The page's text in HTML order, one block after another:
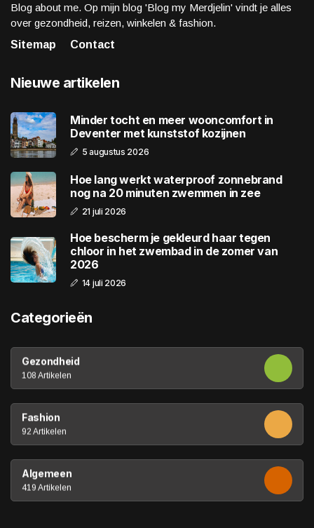
Blog about me. Op mijn blog 'Blog my Merdjelin' vindt je alles
over gezondheid, reizen, winkelen & fashion.
Sitemap
Contact
Nieuwe artikelen
Minder tocht en meer wooncomfort in
Deventer met kunststof kozijnen
5 augustus 2026
Hoe lang werkt waterproof zonnebrand
nog na 20 minuten zwemmen in zee
21 juli 2026
Hoe bescherm je gekleurd haar tegen
chloor in het zwembad in de zomer van
2026
14 juli 2026
Categorieën
Gezondheid
108 Artikelen
Fashion
92 Artikelen
Algemeen
419 Artikelen